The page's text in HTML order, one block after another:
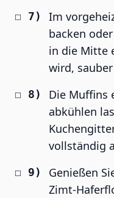
Im
backen
in die Mitte
wird,
Die Muffins
abkühlen
vollständig
Genießen
Zimt-